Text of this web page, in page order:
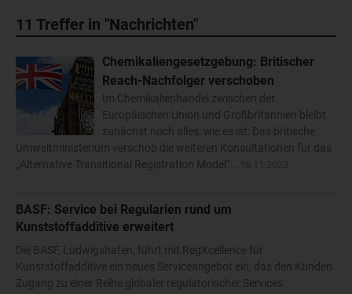
11 Treffer in "Nachrichten"
Chemikaliengesetzgebung: Britischer
Reach-Nachfolger verschoben
Im Chemikalienhandel zwischen der
Europäischen Union und Großbritannien bleibt
zunächst noch alles, wie es ist: Das britische
Umweltministerium verschob die weiteren Konsultationen für das
„Alternative Transitional Registration Model“…
BASF: Service bei Regularien rund um
Kunststoffadditive erweitert
Die BASF, Ludwigshafen, führt mit RegXcellence für
Kunststoffadditive ein neues Serviceangebot ein, das den Kunden
Zugang zu einer Reihe globaler regulatorischer Services